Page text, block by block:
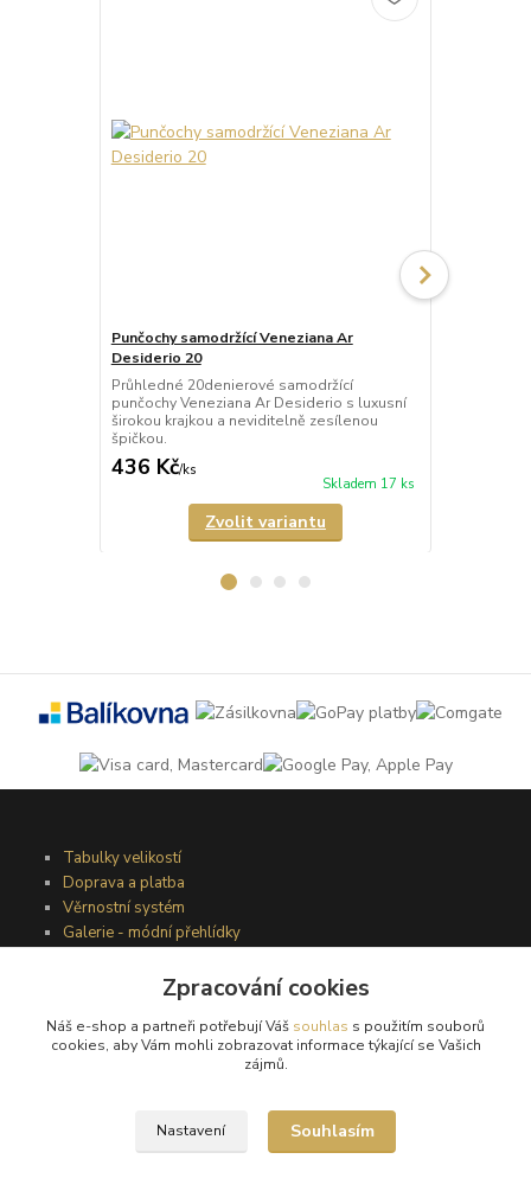
Punčochy samodržící Veneziana Ar
Desiderio 20
Průhledné 20denierové samodržící
punčochy Veneziana Ar Desiderio s luxusní
širokou krajkou a neviditelně zesílenou
špičkou.
436 Kč/ks
Skladem 17 ks
Zvolit variantu
Tabulky velikostí
Doprava a platba
Věrnostní systém
Galerie - módní přehlídky
Podmínky užití webového rozhraní
Obchodní podmínky
Zpracování cookies
Náš e-shop a partneři potřebují Váš souhlas s použitím souborů
cookies, aby Vám mohli zobrazovat informace týkající se Vašich
zájmů.
Nastavení Souhlasím